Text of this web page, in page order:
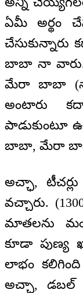
ఏమీ అర్థం
బాబా నా వారు.
మేరా బాబా
అంటారు
బాబా, మేరా
అచ్ఛా,
వచ్చారు.
మాతలను
కూడా పుణ్య
లాభం
అచ్ఛా, డబల్